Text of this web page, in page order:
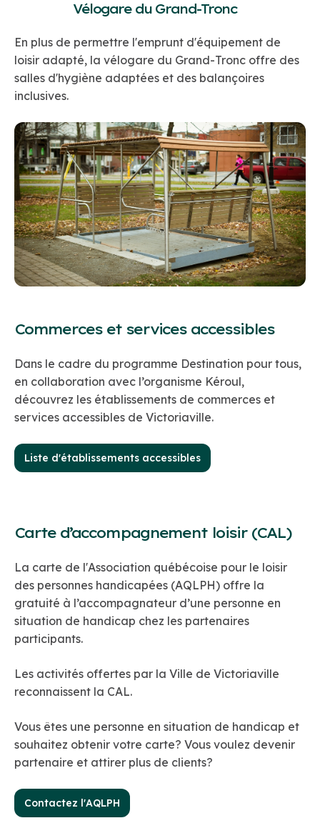
Vélogare du Grand-Tronc
En plus de permettre l'emprunt d'équipement de
loisir adapté, la vélogare du Grand-Tronc offre des
salles d'hygiène adaptées et des balançoires
inclusives.
Commerces et services accessibles
Dans le cadre du programme Destination pour tous,
en collaboration avec l’organisme Kéroul,
découvrez les établissements de commerces et
services accessibles de Victoriaville.
Liste d'établissements accessibles
Carte d’accompagnement loisir (CAL)
La carte de l'Association québécoise pour le loisir
des personnes handicapées (AQLPH) offre la
gratuité à l’accompagnateur d’une personne en
situation de handicap chez les partenaires
participants.
Les activités offertes par la Ville de Victoriaville
reconnaissent la CAL.
Vous êtes une personne en situation de handicap et
souhaitez obtenir votre carte? Vous voulez devenir
partenaire et attirer plus de clients?
Contactez l'AQLPH